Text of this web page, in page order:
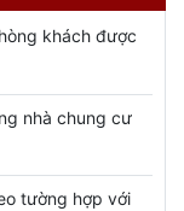
khách được
nhà chung cư
tường hợp với